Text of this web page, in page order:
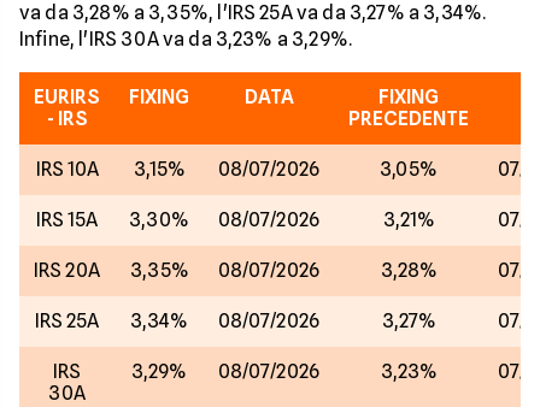
va da 3,28% a 3,35%, l'IRS 25A va da 3,27% a 3,34%.
Infine, l'IRS 30A va da 3,23% a 3,29%.
EURIRS
- IRS
FIXING DATA
FIXING
PRECEDENTE
IRS 10A 3,15% 08/07/2026 3,05% 07/
IRS 15A 3,30% 08/07/2026 3,21% 07/
IRS 20A 3,35% 08/07/2026 3,28% 07/
IRS 25A 3,34% 08/07/2026 3,27% 07/
IRS
30A
3,29% 08/07/2026 3,23% 07/